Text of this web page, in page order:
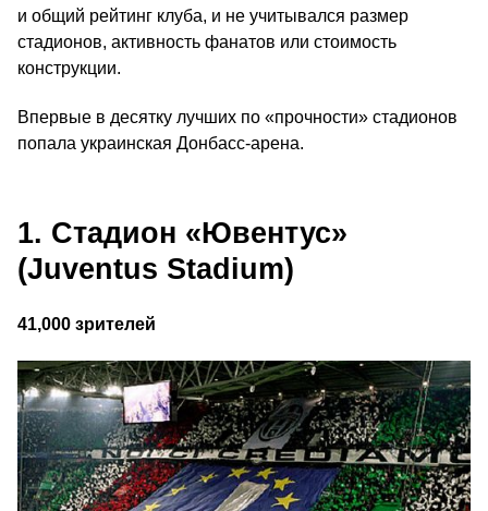
и общий рейтинг клуба, и не учитывался размер
стадионов, активность фанатов или стоимость
конструкции.
Впервые в десятку лучших по «прочности» стадионов
попала украинская Донбасс-арена.
1. Стадион «Ювентус»
(Juventus Stadium)
41,000 зрителей